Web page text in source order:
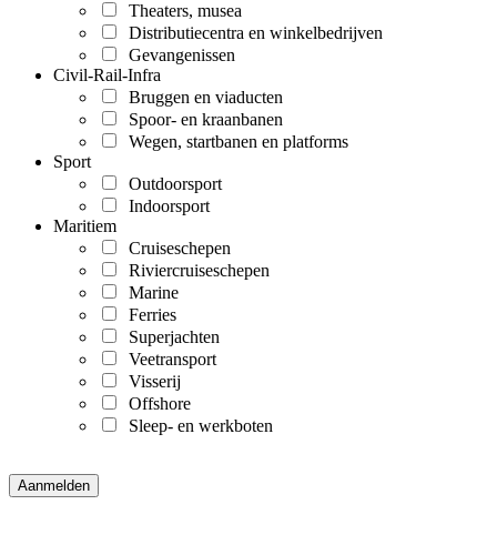
Theaters, musea
Distributiecentra en winkelbedrijven
Gevangenissen
Civil-Rail-Infra
Bruggen en viaducten
Spoor- en kraanbanen
Wegen, startbanen en platforms
Sport
Outdoorsport
Indoorsport
Maritiem
Cruiseschepen
Riviercruiseschepen
Marine
Ferries
Superjachten
Veetransport
Visserij
Offshore
Sleep- en werkboten